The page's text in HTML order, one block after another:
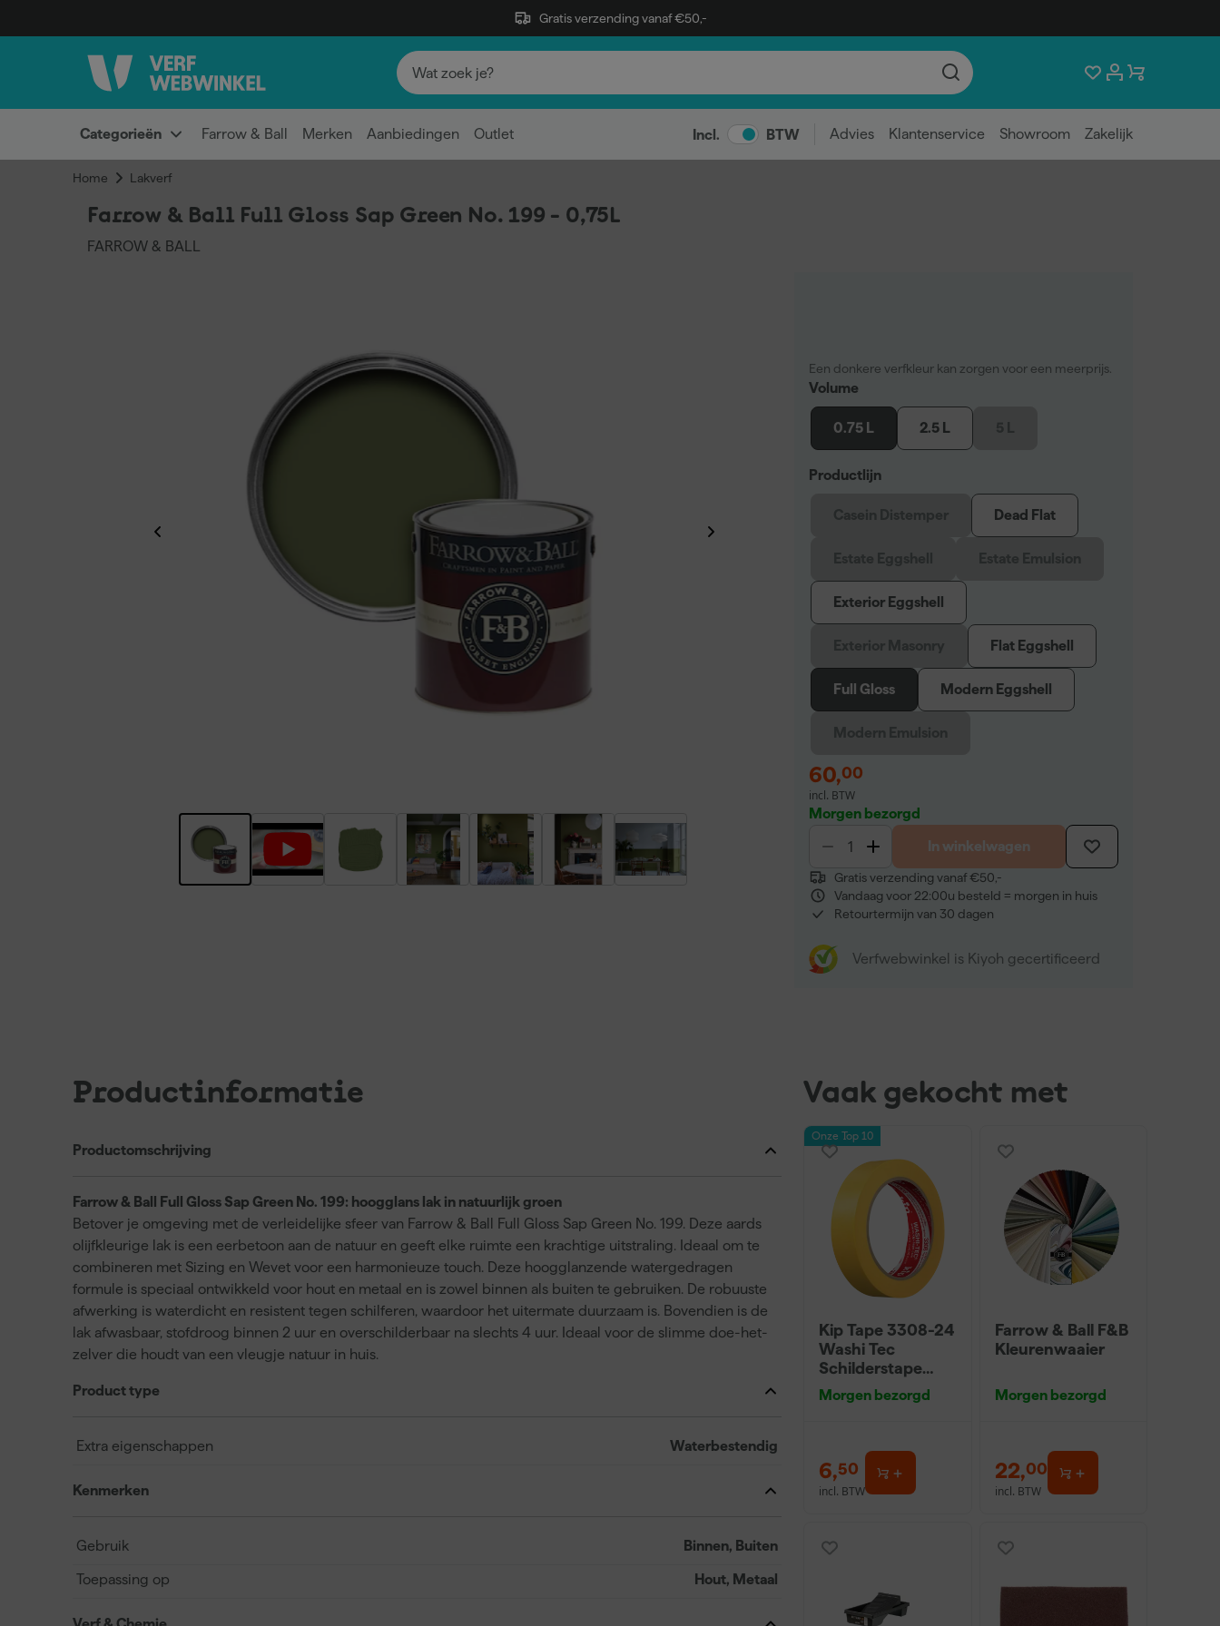
Gratis verzending vanaf €50,-
Categorieën Farrow & Ball Merken Aanbiedingen Outlet Incl. BTW Advies Klantenservice Showroom Zakelijk
Home Lakverf
Farrow & Ball Full Gloss Sap Green No. 199 - 0,75L
FARROW & BALL
Een donkere verfkleur kan zorgen voor een meerprijs.
Volume
0.75 L 2.5 L
Productlijn
Dead Flat
Exterior Eggshell
Flat Eggshell
Full Gloss Modern Eggshell
60,00
incl. BTW
Morgen bezorgd
In winkelwagen
Gratis verzending vanaf €50,-
Vandaag voor 22:00u besteld = morgen in huis
Retourtermijn van 30 dagen
Verfwebwinkel is Kiyoh gecertificeerd
Productinformatie
Productomschrijving
Farrow & Ball Full Gloss Sap Green No. 199: hoogglans lak in natuurlijk groen
Betover je omgeving met de verleidelijke sfeer van Farrow & Ball Full Gloss Sap Green No. 199. Deze aards
olijfkleurige lak is een eerbetoon aan de natuur en geeft elke ruimte een krachtige uitstraling. Ideaal om te
combineren met Sizing en Wevet voor een harmonieuze touch. Deze hoogglanzende watergedragen
formule is speciaal ontwikkeld voor hout en metaal en is zowel binnen als buiten te gebruiken. De robuuste
afwerking is waterdicht en resistent tegen schilferen, waardoor het uitermate duurzaam is. Bovendien is de
lak afwasbaar, stofdroog binnen 2 uur en overschilderbaar na slechts 4 uur. Ideaal voor de slimme doe-het-
zelver die houdt van een vleugje natuur in huis.
Product type
Extra eigenschappen Waterbestendig
Kenmerken
Gebruik Binnen, Buiten
Toepassing op Hout, Metaal
Vaak gekocht met
Onze Top 10
Kip Tape 3308-24
Washi Tec
Schilderstape
Gold - 24mm x
50m
Morgen bezorgd
6,50
incl. BTW
Farrow & Ball F&B
Kleurenwaaier
Morgen bezorgd
22,00
incl. BTW